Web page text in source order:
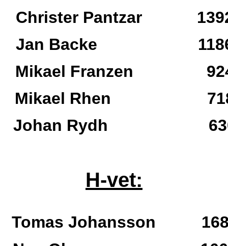
Christer Pantzar
Jan Backe 1186
Mikael Franzen
Mikael Rhen 718
Johan Rydh 630
H-vet:
Tomas Johansson